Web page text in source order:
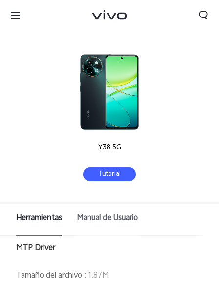
Y38 5G
Tutorial
Herramientas Manual de Usuario
MTP Driver
Tamaño del archivo : 1.87M